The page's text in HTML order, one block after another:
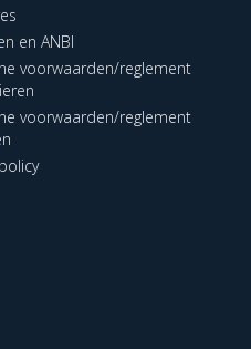
en ANBI
voorwaarden/reglement
voorwaarden/reglement